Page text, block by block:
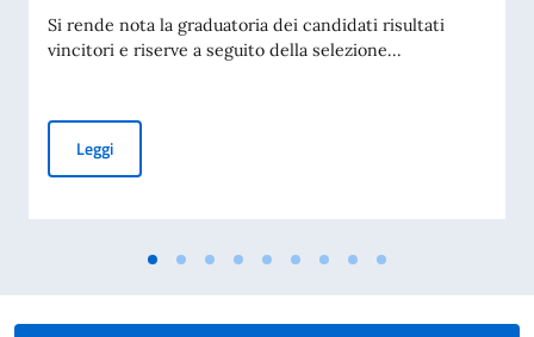
Si rende nota la graduatoria dei candidati risultati
vincitori e riserve a seguito della selezione...
LeggiBorse di studio offerte dal Governo Italiano a studenti